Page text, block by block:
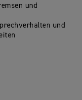
und
und